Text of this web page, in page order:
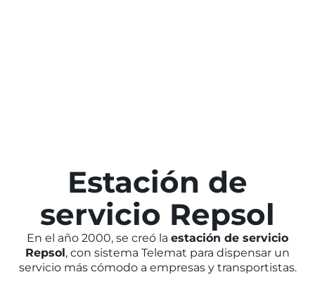
Estación de
servicio Repsol
En el año 2000, se creó la estación de servicio
Repsol, con sistema Telemat para dispensar un
servicio más cómodo a empresas y transportistas.